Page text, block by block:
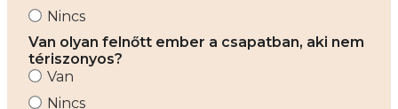
Nincs
Van olyan felnőtt ember a csapatban, aki nem
tériszonyos?
Van
Nincs